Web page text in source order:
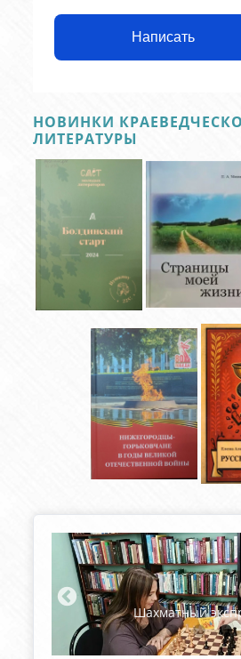
Написать
НОВИНКИ
ЛИТЕРАТУРЫ
Фестиваль
«Эрзянь